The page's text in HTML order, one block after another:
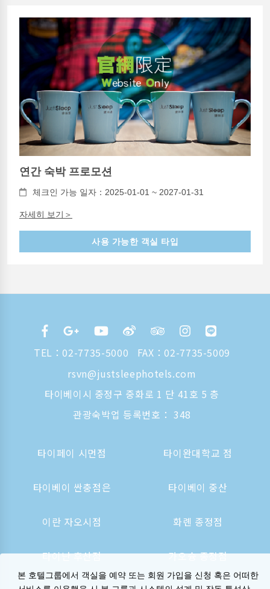
연간 숙박 프로모션
체크인 가능 일자：2025-01-01 ~ 2027-01-31
자세히 보기＞
사용 가능한 객실 타입
TEL： 02-7735-5000
FAX：02-7735-5009
rsvn@justsleephotels.com
타이베이시 중정구 중화로 1 단 41호 5 층
관광숙박업 등록번호： 348
타이페이 시먼점 타이완대학교 점
타이베이 싼충점은 타이베이 중산
이란 자오시점 화롄 종정점
타이난 후산점 가오슝 종정점
본 호텔그룹에서 객실을 예약 또는 회원 가입을 신청 혹은 어떠한